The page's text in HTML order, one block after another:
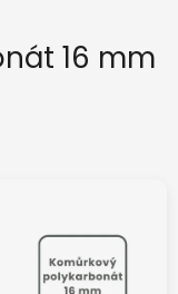
16 mm